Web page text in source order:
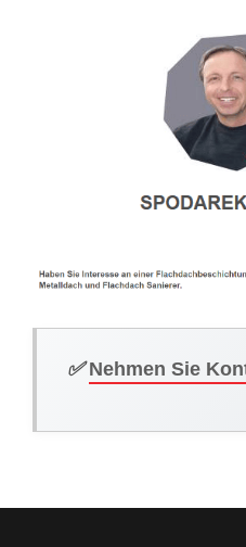
✅Nehmen Sie